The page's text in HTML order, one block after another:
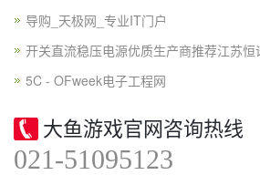
导购_天极网_专业IT门户
开关直流稳压电源优质生产商推荐江苏恒
5C - OFweek电子工程网
大鱼游戏官网咨询热线
021-51095123